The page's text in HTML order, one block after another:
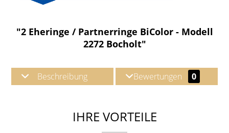
"2 Eheringe / Partnerringe BiColor - Modell
2272 Bocholt"
Beschreibung Bewertungen 0
IHRE VORTEILE